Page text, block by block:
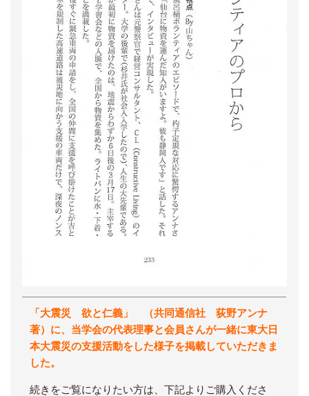
「大震災 欲と仁義」 （共同通信社 荻野アンナ
著）に、当学会の代表理事と会員さんが一緒に東大日
本大震災の支援活動をした様子を掲載していただきま
した。
続きをご覧になりたい方は、下記よりご購入くださ